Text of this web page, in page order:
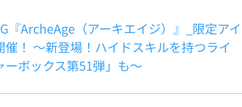
『ArcheAge（アーキエイジ）』_限定アイ
！ ～新登場！ハイドスキルを持つライ
ボックス第51弾」も～